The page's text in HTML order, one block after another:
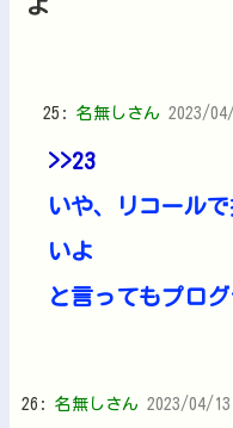
よ
25: 名無しさん 2023/
>>23
いや、リコール
いよ
と言ってもプロ
26: 名無しさん 2023/04/